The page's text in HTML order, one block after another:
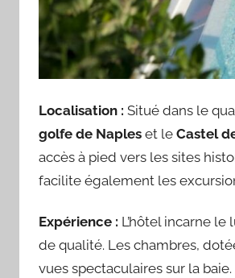
Localisation : Situé dans le
golfe de Naples et le Castel
accès à pied vers les sites
facilite également les
Expérience : L’hôtel incarne
de qualité. Les chambres,
vues spectaculaires sur la